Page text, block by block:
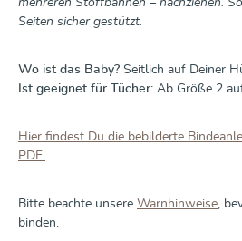
mehreren Stoffbahnen – nachziehen.
Seiten sicher gestützt.
Wo ist das Baby? Seitlich auf Deiner
Ist geeignet für Tücher: Ab Größe 2
Hier findest Du die bebilderte
PDF.
Bitte beachte unsere Warnhinweise,
binden.